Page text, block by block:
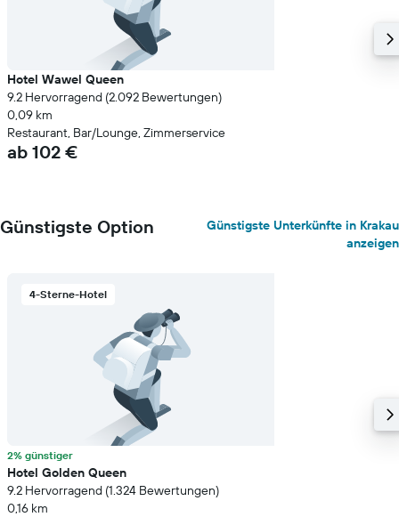
Hotel Wawel Queen
9.2 Hervorragend (2.092 Bewertungen)
0,09 km
Restaurant, Bar/Lounge, Zimmerservice
ab 102 €
Günstigste Option
Günstigste Unterkünfte in Krakau
anzeigen
4-Sterne-Hotel
2% günstiger
Hotel Golden Queen
9.2 Hervorragend (1.324 Bewertungen)
0,16 km